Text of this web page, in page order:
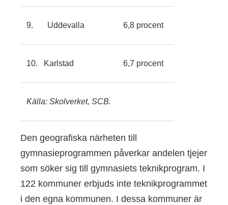
9. Uddevalla 6,8 procent
10. Karlstad 6,7 procent
Källa: Skolverket, SCB.
Den geografiska närheten till
gymnasieprogrammen påverkar andelen tjejer
som söker sig till gymnasiets teknikprogram. I
122 kommuner erbjuds inte teknikprogrammet
i den egna kommunen. I dessa kommuner är